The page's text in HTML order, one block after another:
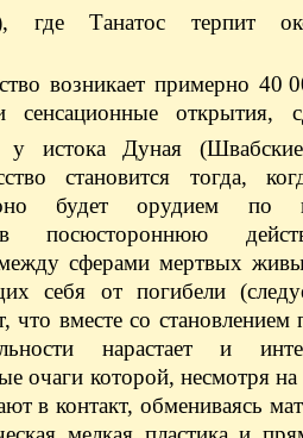
где Танатос терпит
возникает примерно 40
сенсационные открытия,
у истока Дуная
становится тогда,
будет орудием по
посюстороннюю
сферами мертвых
себя от погибели
что вместе со становлением
нарастает и
очаги которой, несмотря на
в контакт, обмениваясь